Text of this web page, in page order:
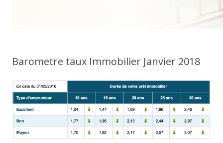
Barometre taux Immobilier Janvier 2018